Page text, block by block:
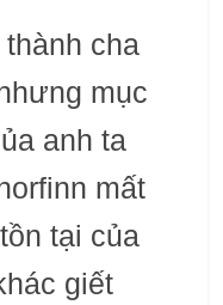
cha
mục
anh ta
mất
tại của
giết